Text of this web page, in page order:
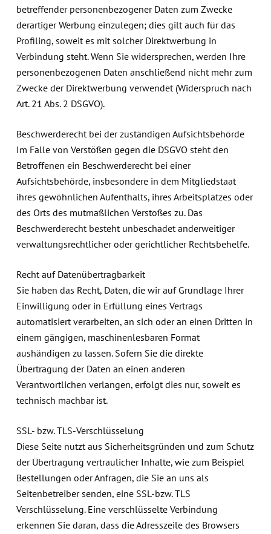
betreffender personenbezogener Daten zum Zwecke
derartiger Werbung einzulegen; dies gilt auch für das
Profiling, soweit es mit solcher Direktwerbung in
Verbindung steht. Wenn Sie widersprechen, werden Ihre
personenbezogenen Daten anschließend nicht mehr zum
Zwecke der Direktwerbung verwendet (Widerspruch nach
Art. 21 Abs. 2 DSGVO).
Beschwerderecht bei der zuständigen Aufsichtsbehörde
Im Falle von Verstößen gegen die DSGVO steht den
Betroffenen ein Beschwerderecht bei einer
Aufsichtsbehörde, insbesondere in dem Mitgliedstaat
ihres gewöhnlichen Aufenthalts, ihres Arbeitsplatzes oder
des Orts des mutmaßlichen Verstoßes zu. Das
Beschwerderecht besteht unbeschadet anderweitiger
verwaltungsrechtlicher oder gerichtlicher Rechtsbehelfe.
Recht auf Datenübertragbarkeit
Sie haben das Recht, Daten, die wir auf Grundlage Ihrer
Einwilligung oder in Erfüllung eines Vertrags
automatisiert verarbeiten, an sich oder an einen Dritten in
einem gängigen, maschinenlesbaren Format
aushändigen zu lassen. Sofern Sie die direkte
Übertragung der Daten an einen anderen
Verantwortlichen verlangen, erfolgt dies nur, soweit es
technisch machbar ist.
SSL- bzw. TLS-Verschlüsselung
Diese Seite nutzt aus Sicherheitsgründen und zum Schutz
der Übertragung vertraulicher Inhalte, wie zum Beispiel
Bestellungen oder Anfragen, die Sie an uns als
Seitenbetreiber senden, eine SSL-bzw. TLS
Verschlüsselung. Eine verschlüsselte Verbindung
erkennen Sie daran, dass die Adresszeile des Browsers